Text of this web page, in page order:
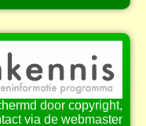
door copyright,
via de webmaster